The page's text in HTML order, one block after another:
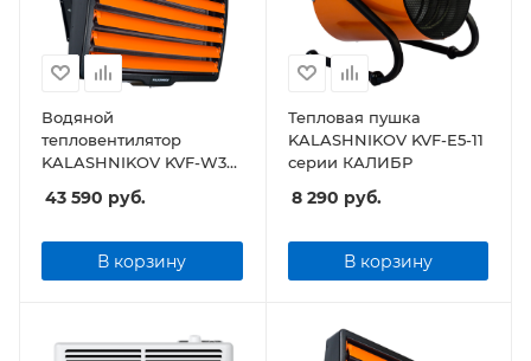
Водяной
тепловентилятор
KALASHNIKOV KVF-W30-
43 590 руб.
В корзину
Тепловая пушка
KALASHNIKOV KVF-E5-11
серии КАЛИБР
8 290 руб.
В корзину